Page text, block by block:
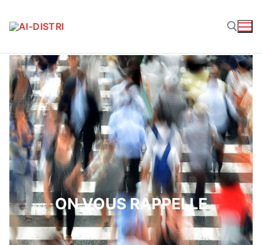
ON VOUS RAPPELLE